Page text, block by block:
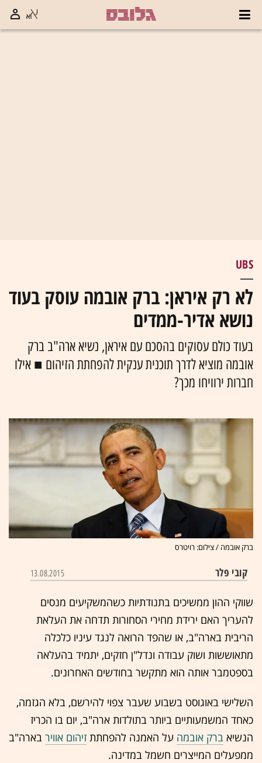
UBS
לא רק איראן: ברק אובמה עוסק בעוד
נושא אדיר-ממדים
בעוד כולם עסוקים בהסכם עם איראן, נשיא ארה"ב ברק
אובמה מוציא לדרך תוכנית ענקית להפחתת הזיהום ■ אילו
חברות ירוויחו מכך?
ברק אובמה / צילום: רויטרס
קובי פלר 13.08.2015
שווקי ההון ממשיכים בתנודתיות כשהמשקיעים מנסים
להעריך האם ירידת מחירי הסחורות תדחה את העלאת
הריבית בארה"ב, או שהפד הרואה לנגד עיניו כלכלה
מתאוששות ושוק עבודה ונדל"ן חזקים, יתמיד בהעלאה
בספטמבר אותה הוא מתקשר בחודשים האחרונים.
השלישי באוגוסט בשבוע שעבר צפוי להירשם, בלא הגזמה,
כאחד המשמעותיים ביותר בתולדות ארה"ב, יום בו הכריז
הנשיא ברק אובמה על האמנה להפחתת זיהום אוויר בארה"ב
ממפעלים המייצרים חשמל במדינה.